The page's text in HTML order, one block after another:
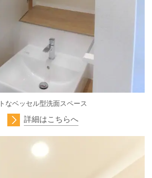
トなベッセル型洗面スペース
詳細はこちらへ